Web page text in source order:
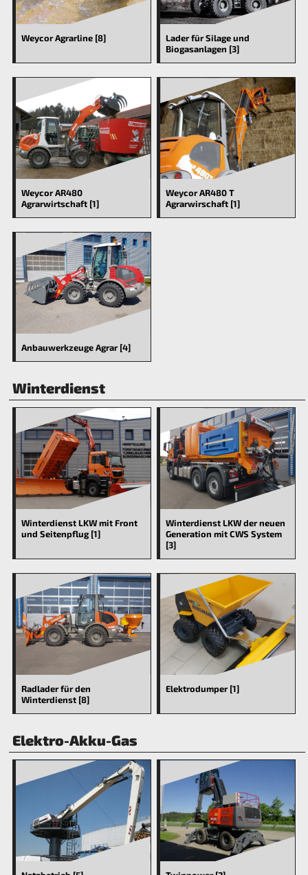
Weycor Agrarline [8]
Lader für Silage und
Biogasanlagen [3]
Weycor AR480
Agrarwirtschaft [1]
Weycor AR480 T
Agrarwirschaft [1]
Anbauwerkzeuge Agrar [4]
Winterdienst
Winterdienst LKW mit Front
und Seitenpflug [1]
Winterdienst LKW der neuen
Generation mit CWS System
[3]
Radlader für den
Winterdienst [8]
Elektrodumper [1]
Elektro-Akku-Gas